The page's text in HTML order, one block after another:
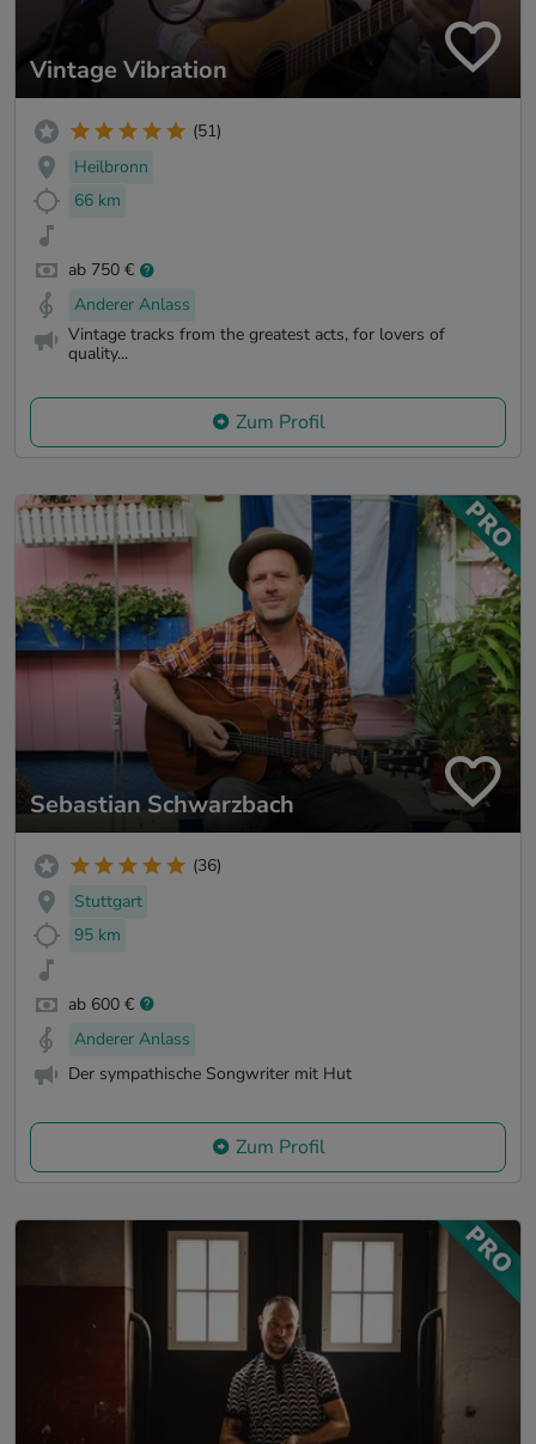
Vintage Vibration
(51)
Heilbronn
66 km
ab 750 €
Anderer Anlass
Vintage tracks from the greatest acts, for lovers of
quality...
Zum Profil
Sebastian Schwarzbach
(36)
Stuttgart
95 km
ab 600 €
Anderer Anlass
Der sympathische Songwriter mit Hut
Zum Profil